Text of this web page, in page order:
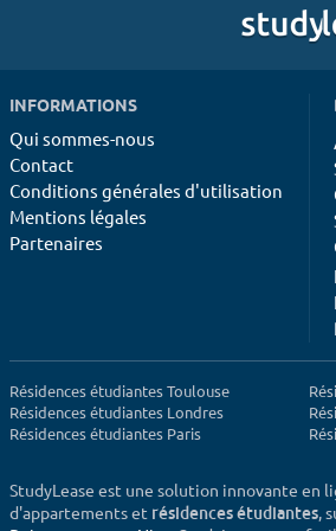
INFORMATIONS
Qui sommes-nous
Contact
Conditions générales d'utilisation
Mentions légales
Partenaires
Résidences étudiantes Toulouse
Résidences étudiantes Londres
Résidences étudiantes Paris
StudyLease est une solution innovante en
d'appartements et résidences étudiantes,